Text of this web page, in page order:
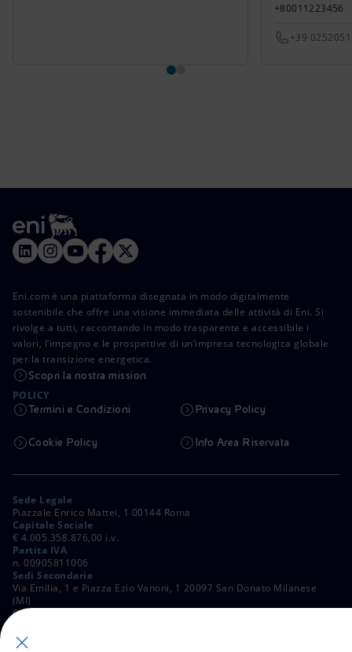
+80011223456
+39
Eni.com è una piattaforma disegnata in modo digitalmente
sostenibile che offre una visione immediata delle attività di Eni. Si
rivolge a tutti, raccontando in modo trasparente e accessibile i
valori, l’impegno e le prospettive di un’impresa tecnologica globale
per la transizione energetica.
Scopri la nostra mission
POLICY
Termini e Condizioni Privacy Policy
Cookie Policy Info Area Riservata
Sede Legale
Piazzale Enrico Mattei, 1 00144 Roma
Capitale Sociale
€ 4.005.358.876,00 i.v.
Partita IVA
n. 00905811006
Sedi Secondarie
Via Emilia, 1 e Piazza Ezio Vanoni, 1 20097 San Donato Milanese
(MI)
C. Fiscale e Registro Imprese di Roma